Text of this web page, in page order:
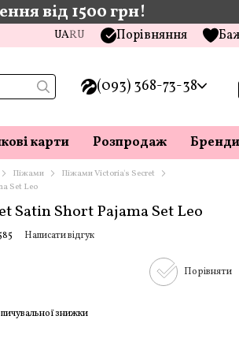
від 1500 грн!
UARU Порівняння
(093) 368-73-38
карти Розпродаж Бренди
Піжами
Піжами Victoria's Secret
Set Leo
Satin Short Pajama Set Leo
Написати відгук
Порівняти
знижки